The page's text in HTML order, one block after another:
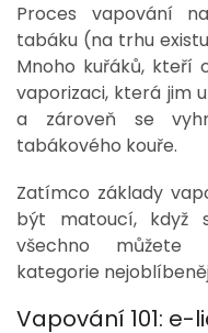
Proces vapování
tabáku (na trhu
Mnoho kuřáků, kteří
vaporizaci, která jim
a zároveň se
tabákového kouře.
Zatímco základy
být matoucí, když
všechno můžete
kategorie
Vapování 101: e-